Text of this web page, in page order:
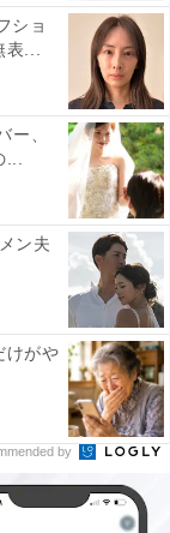
ショ
表...
ー、
...
ン夫
けがや
by